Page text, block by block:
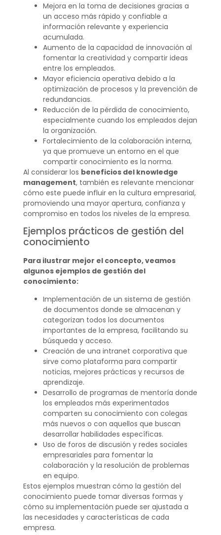
Mejora en la toma de decisiones gracias a
un acceso más rápido y confiable a
información relevante y experiencia
acumulada.
Aumento de la capacidad de innovación al
fomentar la creatividad y compartir ideas
entre los empleados.
Mayor eficiencia operativa debido a la
optimización de procesos y la prevención de
redundancias.
Reducción de la pérdida de conocimiento,
especialmente cuando los empleados dejan
la organización.
Fortalecimiento de la colaboración interna,
ya que promueve un entorno en el que
compartir conocimiento es la norma.
Al considerar los beneficios del knowledge
management, también es relevante mencionar
cómo este puede influir en la cultura empresarial,
promoviendo una mayor apertura, confianza y
compromiso en todos los niveles de la empresa.
Ejemplos prácticos de gestión del
conocimiento
Para ilustrar mejor el concepto, veamos
algunos ejemplos de gestión del
conocimiento:
Implementación de un sistema de gestión
de documentos donde se almacenan y
categorizan todos los documentos
importantes de la empresa, facilitando su
búsqueda y acceso.
Creación de una intranet corporativa que
sirve como plataforma para compartir
noticias, mejores prácticas y recursos de
aprendizaje.
Desarrollo de programas de mentoría donde
los empleados más experimentados
comparten su conocimiento con colegas
más nuevos o con aquellos que buscan
desarrollar habilidades específicas.
Uso de foros de discusión y redes sociales
empresariales para fomentar la
colaboración y la resolución de problemas
en equipo.
Estos ejemplos muestran cómo la gestión del
conocimiento puede tomar diversas formas y
cómo su implementación puede ser ajustada a
las necesidades y características de cada
empresa.